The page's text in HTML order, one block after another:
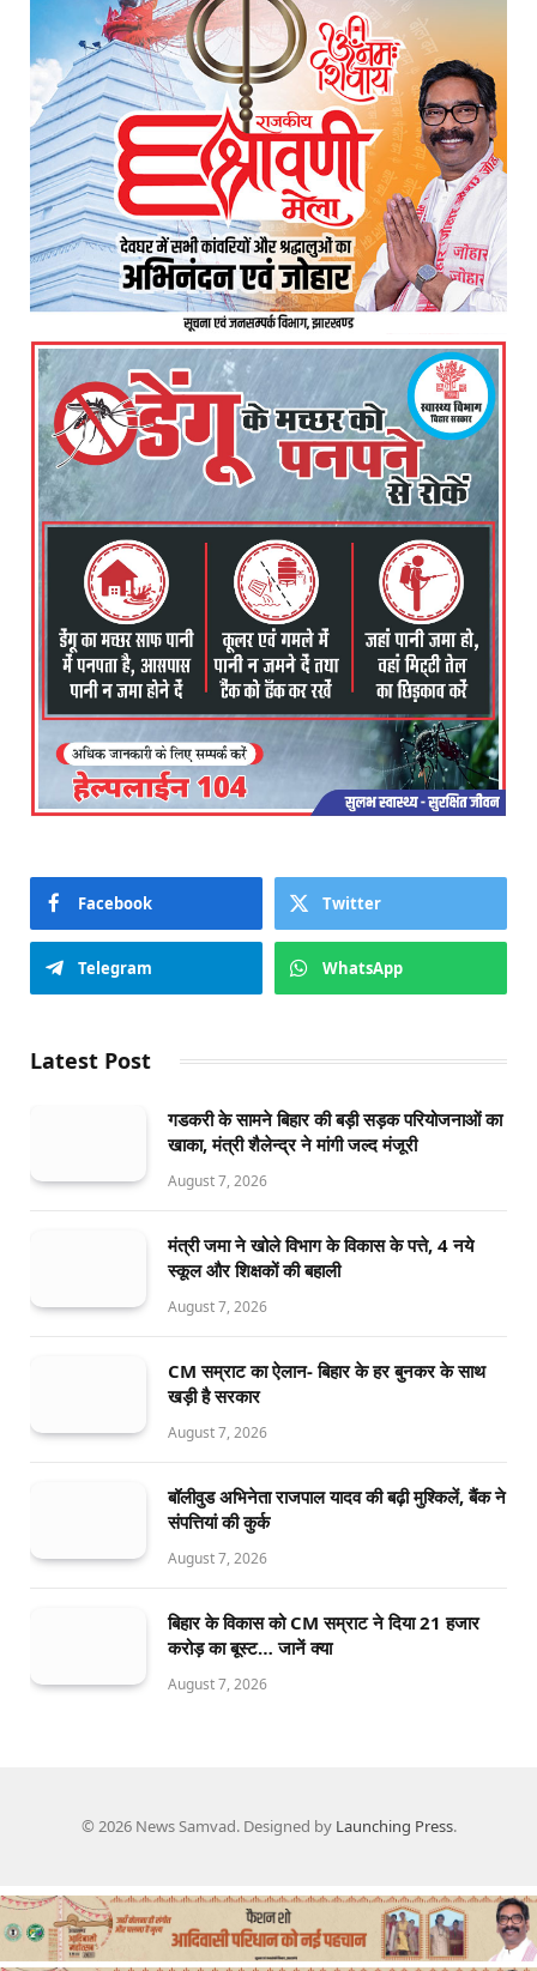
Facebook Twitter
Telegram WhatsApp
Latest Post
गडकरी के सामने बिहार की बड़ी सड़क परियोजनाओं का
खाका, मंत्री शैलेन्द्र ने मांगी जल्द मंजूरी
August 7, 2026
मंत्री जमा ने खोले विभाग के विकास के पत्ते, 4 नये
स्कूल और शिक्षकों की बहाली
August 7, 2026
CM सम्राट का ऐलान- बिहार के हर बुनकर के साथ
खड़ी है सरकार
August 7, 2026
बॉलीवुड अभिनेता राजपाल यादव की बढ़ी मुश्किलें, बैंक ने
संपत्तियां की कुर्क
August 7, 2026
बिहार के विकास को CM सम्राट ने दिया 21 हजार
करोड़ का बूस्ट… जानें क्या
August 7, 2026
© 2026 News Samvad. Designed by Launching Press.